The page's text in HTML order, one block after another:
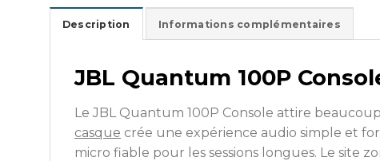
Description Informations complémentaires
JBL Quantum 100P
Le JBL Quantum 100P Console attire
casque crée une expérience audio simple et
micro fiable pour les sessions longues. Le site